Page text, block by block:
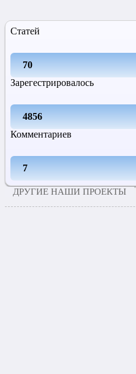
Статей
70
Зарегестрировалось
4856
Комментариев
7
ДРУГИЕ НАШИ ПРОЕКТЫ